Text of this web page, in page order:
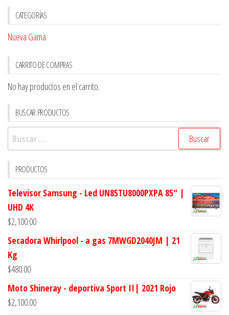
CATEGORÍAS
Nueva Gama
CARRITO DE COMPRAS
No hay productos en el carrito.
BUSCAR PRODUCTOS
Buscar:
PRODUCTOS
Televisor Samsung - Led UN85TU8000PXPA 85" |
UHD 4K
$2,100.00
Secadora Whirlpool - a gas 7MWGD2040JM | 21
Kg
$480.00
Moto Shineray - deportiva Sport II| 2021 Rojo
$2,100.00